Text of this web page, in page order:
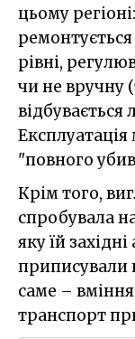
цьому
рівні,
чи не вручну
Експлуатація
"повного
Крім того,
спробувала
яку їй
приписували
саме –
транспорт